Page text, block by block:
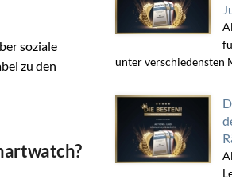
soziale
zu den
unter verschiedensten